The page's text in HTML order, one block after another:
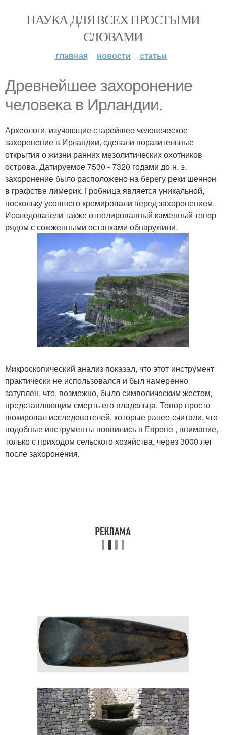
НАУКА ДЛЯ ВСЕХ ПРОСТЫМИ
СЛОВАМИ
главная новости статьи
Древнейшее захоронение
человека в Ирландии.
Археологи, изучающие старейшее человеческое
захоронение в Ирландии, сделали поразительные
открытия о жизни ранних мезолитических охотников
острова. Датируемое 7530 - 7320 годами до н. э.
захоронение было расположено на берегу реки шеннон
в графстве лимерик. Гробница является уникальной,
поскольку усопшего кремировали перед захоронением.
Исследователи также отполированный каменный топор
рядом с сожженными останками обнаружили.
Микроскопический анализ показал, что этот инструмент
практически не использовался и был намеренно
затуплен, что, возможно, было символическим жестом,
представляющим смерть его владельца. Топор просто
шокировал исследователей, которые ранее считали, что
подобные инструменты появились в Европе , внимание,
только с приходом сельского хозяйства, через 3000 лет
после захоронения.